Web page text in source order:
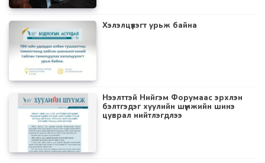
Хэлэлцүүлэгт урьж байна
Нээлттэй Нийгэм Форумаас эрхлэн
бэлтгэдэг хуулийн шүүмжийн шинэ
цуврал нийтлэгдлээ